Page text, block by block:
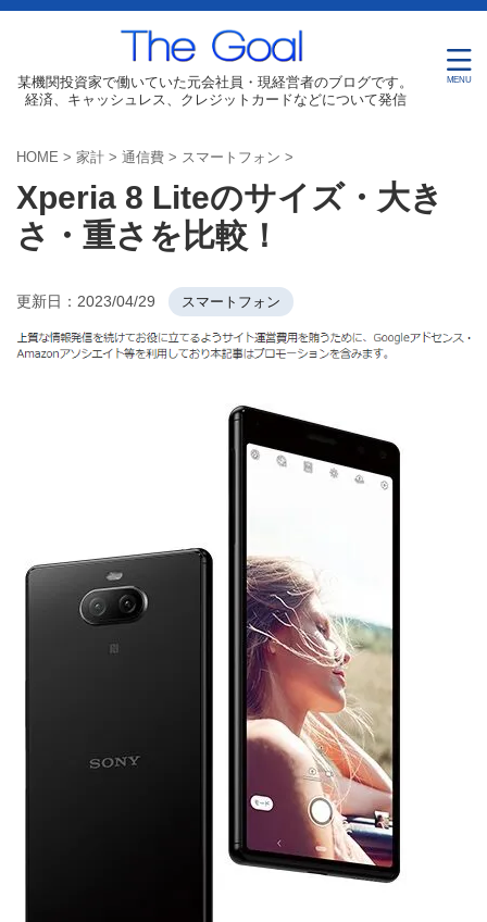
某機関投資家で働いていた元会社員・現経営者のブログです。
経済、キャッシュレス、クレジットカードなどについて発信
HOME > 家計 > 通信費 > スマートフォン >
Xperia 8 Liteのサイズ・大き
さ・重さを比較！
更新日： 2023/04/29 スマートフォン